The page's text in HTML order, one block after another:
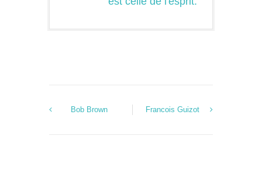
Bob Brown Francois Guizot